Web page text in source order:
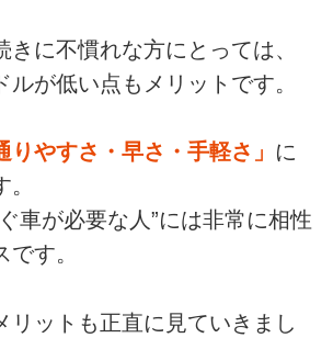
きに不慣れな方にとっては、
ルが低い点もメリットです。
りやすさ・早さ・手軽さ」 に
車が必要な人”には非常に相性
す。
リットも正直に見ていきまし